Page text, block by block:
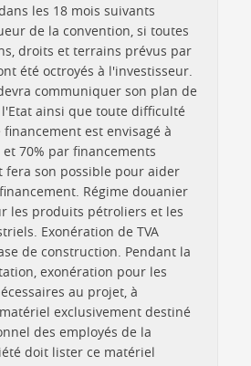
les 18 mois suivants
de la convention, si toutes
droits et terrains prévus par
été octroyés à l'investisseur.
communiquer son plan de
ainsi que toute difficulté
financement est envisagé à
70% par financements
fera son possible pour aider
Régime douanier
les produits pétroliers et les
Exonération de TVA
de construction. Pendant la
exonération pour les
au projet, à
exclusivement destiné
des employés de la
doit lister ce matériel